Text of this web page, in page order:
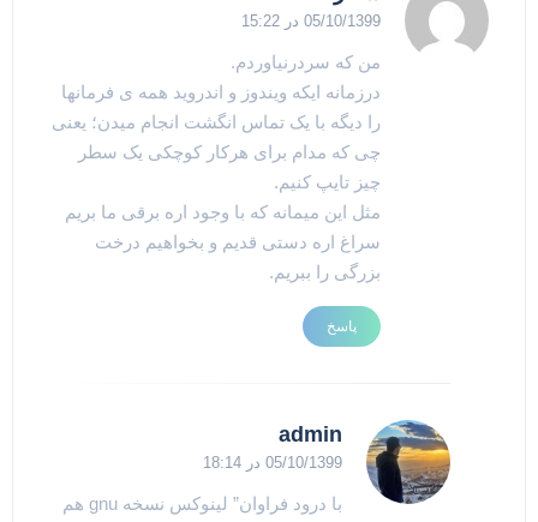
05/10/1399 در 15:22
من که سردرنیاوردم.
درزمانه ایکه ویندوز و اندروید همه ی فرمانها
را دیگه با یک تماس انگشت انجام میدن؛ یعنی
چی که مدام برای هرکار کوچکی یک سطر
چیز تایپ کنیم.
مثل این میمانه که با وجود اره برقی ما بریم
سراغ اره دستی قدیم و بخواهیم درخت
بزرگی را ببریم.
پاسخ
admin
05/10/1399 در 18:14
با درود فراوان” لینوکس نسخه gnu هم